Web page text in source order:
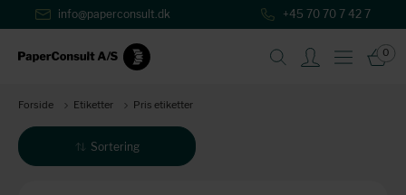
+45 70 70 7 42 7
info@paperconsult.dk
0
Forside Etiketter Pris etiketter
Sortering